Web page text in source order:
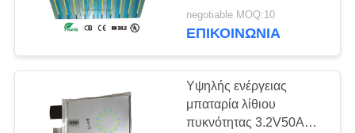
ΣΕ
ΕΠΑΦΉ
με τη μεγάλη παρούσα
περίπτωση αργιλίου
negotiable MOQ:10
ΕΠΙΚΟΙΝΩΝΊΑ
Υψηλής ενέργειας
μπαταρία λίθιου
πυκνότητας 3.2V50AH